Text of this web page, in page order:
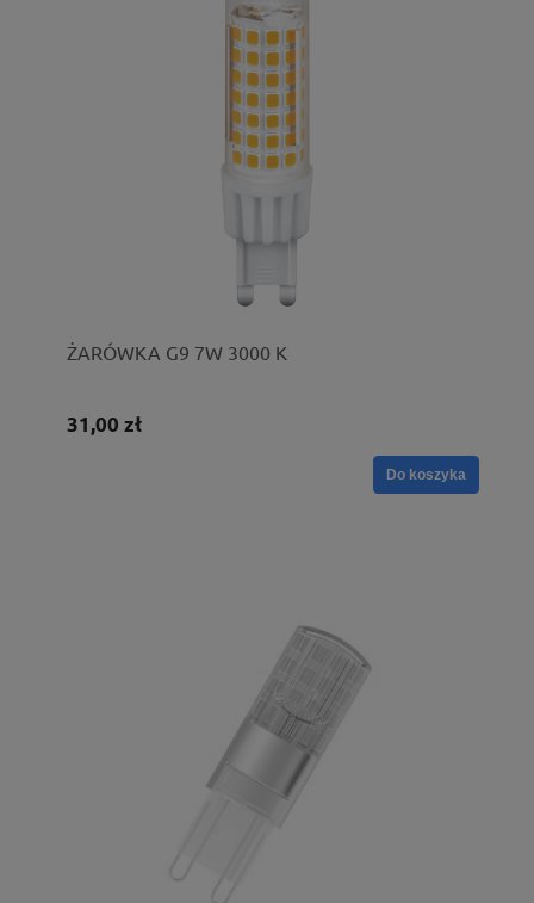
ŻARÓWKA G9 7W 3000 K
31,00 zł
Do koszyka